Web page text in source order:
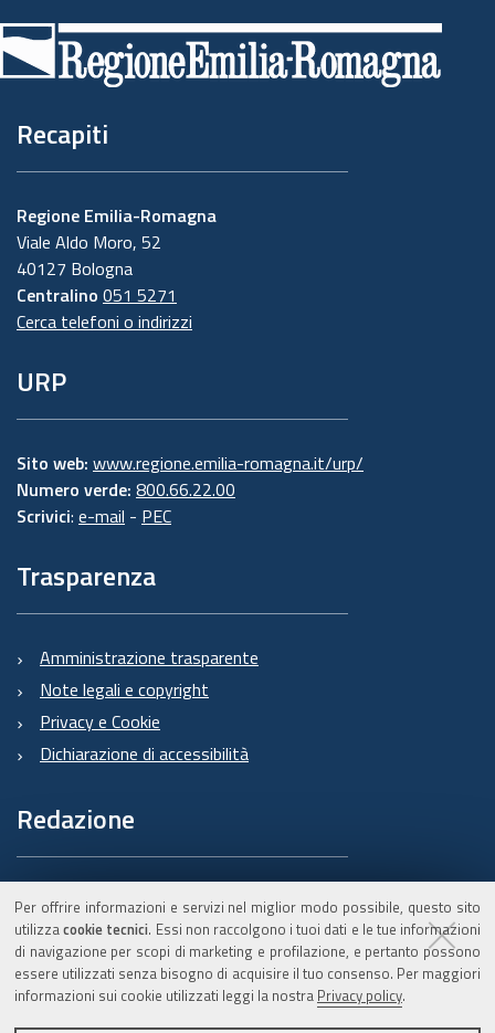
Per offrire informazioni e servizi nel miglior modo possibile, questo sito
utilizzacookie tecnici. Essi non raccolgono i tuoi dati e le tue informazioni
di navigazione per scopi di marketing e profilazione, e pertanto possono
essere utilizzati senza bisogno di acquisire il tuo consenso. Per maggiori
informazioni sui cookie utilizzati leggi la nostra Privacy policy.
di
pagina
Recapiti
Regione Emilia-Romagna
Viale Aldo Moro, 52
40127 Bologna
Centralino 051 5271
Cerca telefoni o indirizzi
URP
Sito web: www.regione.emilia-romagna.it/urp/
Numero verde: 800.66.22.00
Scrivici: e-mail - PEC
Trasparenza
Amministrazione trasparente
Note legali e copyright
Privacy e Cookie
Dichiarazione di accessibilità
Redazione
Informazioni sul Burert
e contatti
C.F. 800.625.903.79